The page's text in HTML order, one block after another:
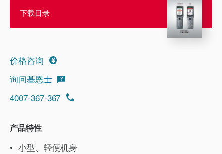
下载目录
价格咨询
询问基恩士
4007-367-367
产品特性
小型、轻便机身